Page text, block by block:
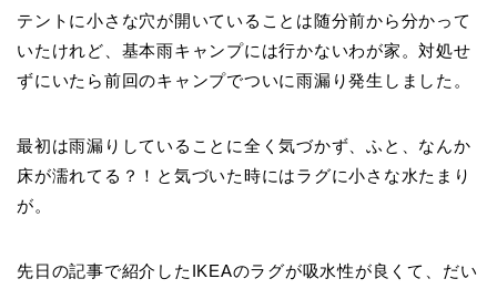
テントに小さな穴が開いていることは随分前から分かって
いたけれど、基本雨キャンプには行かないわが家。対処せ
ずにいたら前回のキャンプでついに雨漏り発生しました。
最初は雨漏りしていることに全く気づかず、ふと、なんか
床が濡れてる？！と気づいた時にはラグに小さな水たまり
が。
先日の記事で紹介したIKEAのラグが吸水性が良くて、だい